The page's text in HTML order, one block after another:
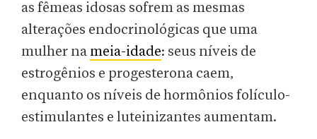
as fêmeas idosas sofrem as mesmas
alterações endocrinológicas que uma
mulher na meia-idade: seus níveis de
estrogênios e progesterona caem,
enquanto os níveis de hormônios folículo-
estimulantes e luteinizantes aumentam.